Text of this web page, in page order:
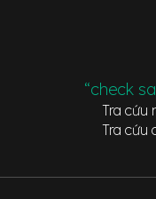
“check
Tra cứu
Tra cứu